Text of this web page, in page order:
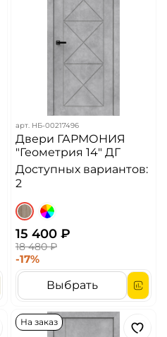
арт. НБ-00217496
Двери ГАРМОНИЯ
"Геометрия 14" ДГ
Доступных вариантов:
2
15 400 ₽
18 480 ₽
-17%
Выбрать
На заказ